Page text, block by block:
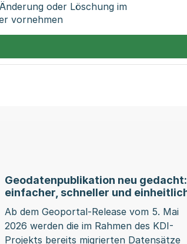
oder Löschung im
vornehmen
Geodatenpublikation neu gedacht:
einfacher, schneller und
Ab dem Geoportal-Release vom 5. Mai
2026 werden die im Rahmen des KDI-
Projekts bereits migrierten Datensätze